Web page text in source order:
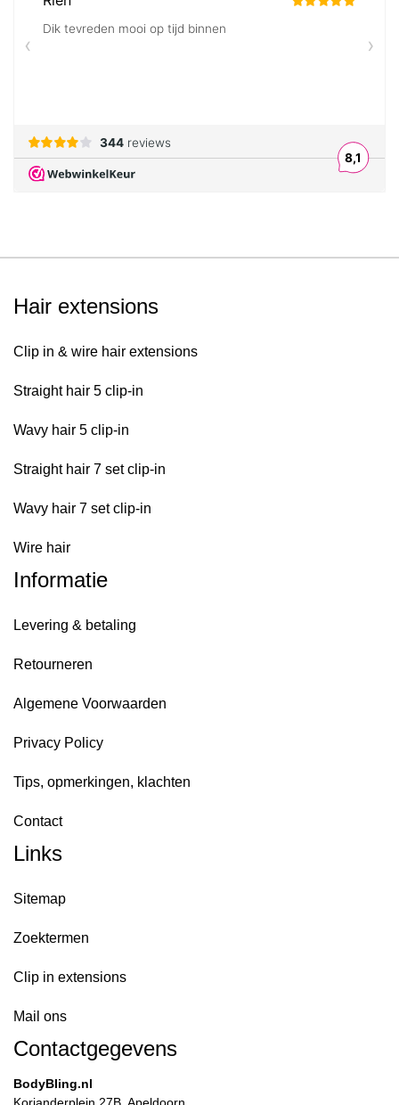
Hair extensions
Clip in & wire hair extensions
Straight hair 5 clip-in
Wavy hair 5 clip-in
Straight hair 7 set clip-in
Wavy hair 7 set clip-in
Wire hair
Informatie
Levering & betaling
Retourneren
Algemene Voorwaarden
Privacy Policy
Tips, opmerkingen, klachten
Contact
Links
Sitemap
Zoektermen
Clip in extensions
Mail ons
Contactgegevens
BodyBling.nl